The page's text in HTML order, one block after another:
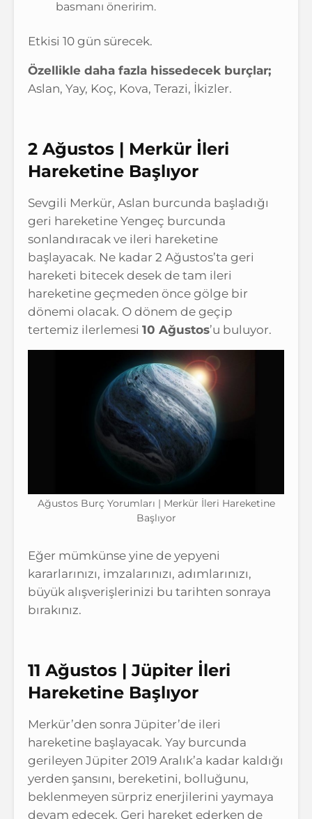
basmanı öneririm.
Etkisi 10 gün sürecek.
Özellikle daha fazla hissedecek burçlar;
Aslan, Yay, Koç, Kova, Terazi, İkizler.
2 Ağustos | Merkür İleri
Hareketine Başlıyor
Sevgili Merkür, Aslan burcunda başladığı
geri hareketine Yengeç burcunda
sonlandıracak ve ileri hareketine
başlayacak. Ne kadar 2 Ağustos’ta geri
hareketi bitecek desek de tam ileri
hareketine geçmeden önce gölge bir
dönemi olacak. O dönem de geçip
tertemiz ilerlemesi 10 Ağustos’u buluyor.
Ağustos Burç Yorumları | Merkür İleri Hareketine
Başlıyor
Eğer mümkünse yine de yepyeni
kararlarınızı, imzalarınızı, adımlarınızı,
büyük alışverişlerinizi bu tarihten sonraya
bırakınız.
11 Ağustos | Jüpiter İleri
Hareketine Başlıyor
Merkür’den sonra Jüpiter’de ileri
hareketine başlayacak. Yay burcunda
gerileyen Jüpiter 2019 Aralık’a kadar kaldığı
yerden şansını, bereketini, bolluğunu,
beklenmeyen sürpriz enerjilerini yaymaya
devam edecek. Geri hareket ederken de